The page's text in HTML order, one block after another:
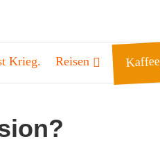
Krieg. Reisen